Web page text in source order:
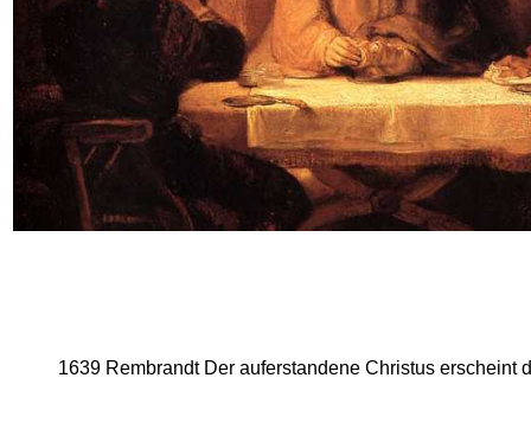
1639 Rembrandt Der auferstandene Christus erscheint